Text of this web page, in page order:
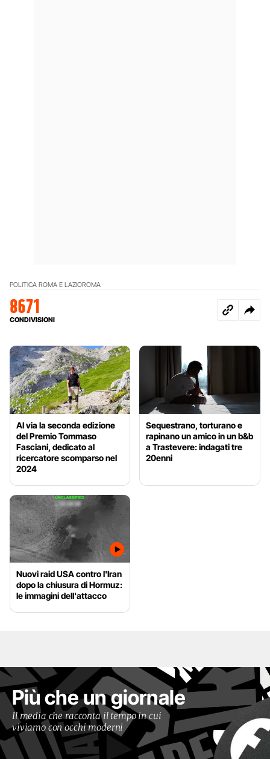
POLITICA ROMA E LAZIOROMA
8671
CONDIVISIONI
Al via la seconda edizione
del Premio Tommaso
Fasciani, dedicato al
ricercatore scomparso nel
2024
Sequestrano, torturano e
rapinano un amico in un b&b
a Trastevere: indagati tre
20enni
Nuovi raid USA contro l'Iran
dopo la chiusura di Hormuz:
le immagini dell'attacco
Più che un giornale
Il media che racconta il tempo in cui
viviamo con occhi moderni